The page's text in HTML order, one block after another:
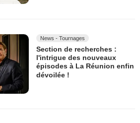
News - Tournages
Section de recherches :
l'intrigue des nouveaux
épisodes à La Réunion enfin
dévoilée !